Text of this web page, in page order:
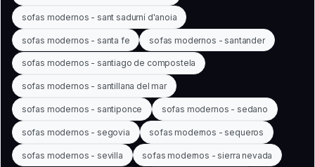
sofas modernos - sant sadurní d'anoia
sofas modernos - santa fe sofas modernos - santander
sofas modernos - santiago de compostela
sofas modernos - santillana del mar
sofas modernos - santiponce sofas modernos - sedano
sofas modernos - segovia sofas modernos - sequeros
sofas modernos - sevilla sofas modernos - sierra nevada